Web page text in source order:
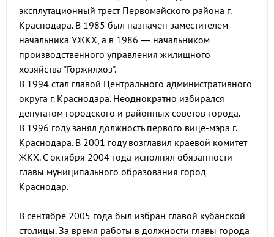
эксплутационный трест Первомайского района г.
Краснодара. В 1985 был назначен заместителем
начальника УЖКХ, а в 1986 — начальником
производственного управления жилищного
хозяйства "Горжилхоз".
В 1994 стал главой Центрального административного
округа г. Краснодара. Неоднократно избирался
депутатом городского и районных советов города.
В 1996 году занял должность первого вице-мэра г.
Краснодара. В 2001 году возглавил краевой комитет
ЖКХ. С октября 2004 года исполнял обязанности
главы муниципального образования город
Краснодар.
В сентябре 2005 года был избран главой кубанской
столицы. За время работы в должности главы города